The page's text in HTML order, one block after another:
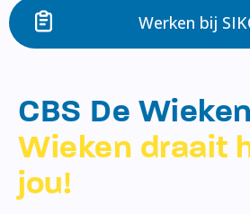
Werken bij
CBS De
Wieken draait
jou!